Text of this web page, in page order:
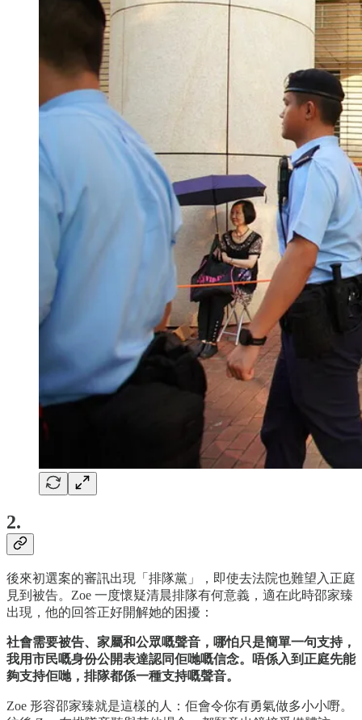
2.
後來初選案的審訊出現「排隊黨」，即使去法院也難望入正庭
見到被告。Zoe 一度懷疑清晨排隊有何意義，適在此時邵家臻
出現，他的回答正好開解她的困擾：
社會需要被告、家屬和公眾嘅聲音，哪怕只是簡單一句支持，
我用市民嘅身份公開表達認同佢哋嘅信念。唔係入到正庭先能
夠支持佢哋，排隊都係一種支持嘅聲音。
Zoe 形容邵家臻就是這樣的人：佢會令你有勇氣做多小小嘢。